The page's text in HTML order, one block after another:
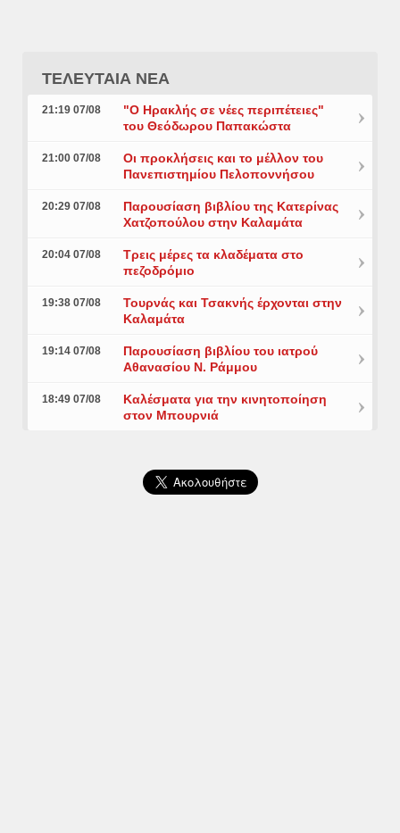
ΤΕΛΕΥΤΑΙΑ ΝΕΑ
21:19 07/08
"Ο Ηρακλής σε νέες περιπέτειες"
του Θεόδωρου Παπακώστα
21:00 07/08
Οι προκλήσεις και το μέλλον του
Πανεπιστημίου Πελοποννήσου
20:29 07/08
Παρουσίαση βιβλίου της Κατερίνας
Χατζοπούλου στην Καλαμάτα
20:04 07/08
Τρεις μέρες τα κλαδέματα στο
πεζοδρόμιο
19:38 07/08
Τουρνάς και Τσακνής έρχονται στην
Καλαμάτα
19:14 07/08
Παρουσίαση βιβλίου του ιατρού
Αθανασίου Ν. Ράμμου
18:49 07/08
Καλέσματα για την κινητοποίηση
στον Μπουρνιά